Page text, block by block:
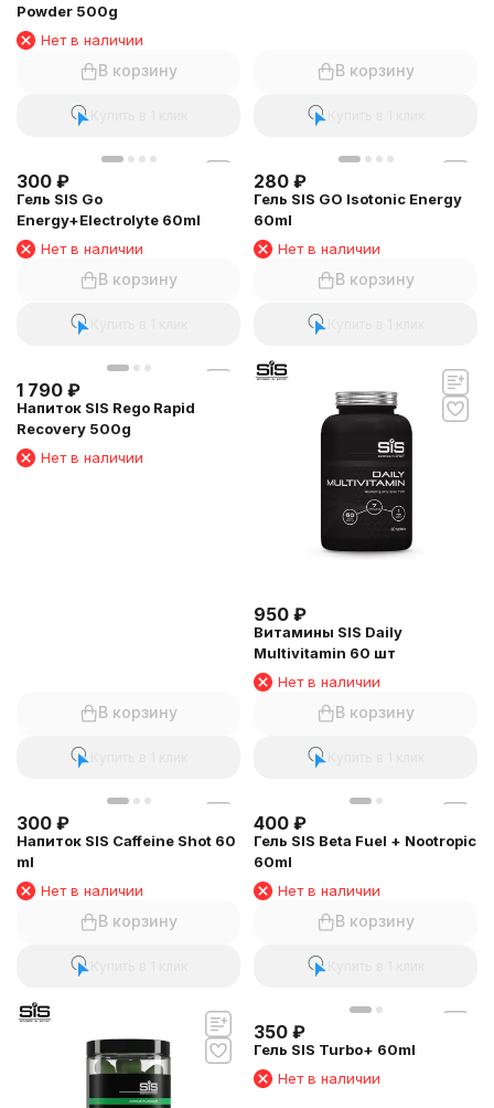
Powder 500g
Нет в наличии
В корзину В корзину
300 ₽
Гель SIS Go
Energy+Electrolyte 60ml
Нет в наличии
В корзину
280 ₽
Гель SIS GO Isotonic Energy
60ml
Нет в наличии
В корзину
1 790 ₽
Напиток SIS Rego Rapid
Recovery 500g
Нет в наличии
В корзину
950 ₽
Витамины SIS Daily
Multivitamin 60 шт
Нет в наличии
В корзину
300 ₽
Напиток SIS Caffeine Shot 60
ml
Нет в наличии
В корзину
400 ₽
Гель SIS Beta Fuel + Nootropic
60ml
Нет в наличии
В корзину
350 ₽
Гель SIS Turbo+ 60ml
Нет в наличии